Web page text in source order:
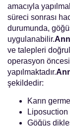
amacıyla
süreci sonrası
durumunda,
uygulanabilir.
ve talepleri
operasyon
yapılmaktadır.
şekildedir:
Karın germe
Liposuction
Göğüs